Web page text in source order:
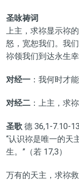
圣咏祷词
上主，求祢显示祢
怒，宽恕我们。我
祢领我们到达永生
对经一：我何时才
对经二：上主，求
圣歌德 36,1-7.10-
“认识祢是唯一的天
生。”（若 17,3）
万有的天主，求祢